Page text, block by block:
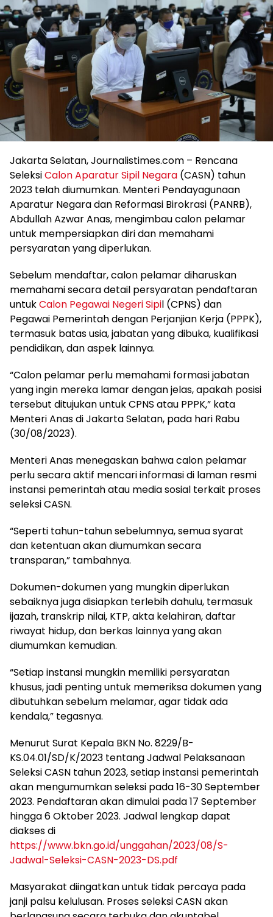
Jakarta Selatan, Journalistimes.com – Rencana
SeleksiCalon Aparatur Sipil Negara (CASN) tahun
2023 telah diumumkan. Menteri Pendayagunaan
Aparatur Negara dan Reformasi Birokrasi (PANRB),
Abdullah Azwar Anas, mengimbau calon pelamar
untuk mempersiapkan diri dan memahami
persyaratan yang diperlukan.
Sebelum mendaftar, calon pelamar diharuskan
memahami secara detail persyaratan pendaftaran
untukCalon Pegawai Negeri Sipil (CPNS) dan
Pegawai Pemerintah dengan Perjanjian Kerja (PPPK),
termasuk batas usia, jabatan yang dibuka, kualifikasi
pendidikan, dan aspek lainnya.
“Calon pelamar perlu memahami formasi jabatan
yang ingin mereka lamar dengan jelas, apakah posisi
tersebut ditujukan untuk CPNS atau PPPK,” kata
Menteri Anas di Jakarta Selatan, pada hari Rabu
(30/08/2023).
Menteri Anas menegaskan bahwa calon pelamar
perlu secara aktif mencari informasi di laman resmi
instansi pemerintah atau media sosial terkait proses
seleksi CASN.
“Seperti tahun-tahun sebelumnya, semua syarat
dan ketentuan akan diumumkan secara
transparan,” tambahnya.
Dokumen-dokumen yang mungkin diperlukan
sebaiknya juga disiapkan terlebih dahulu, termasuk
ijazah, transkrip nilai, KTP, akta kelahiran, daftar
riwayat hidup, dan berkas lainnya yang akan
diumumkan kemudian.
“Setiap instansi mungkin memiliki persyaratan
khusus, jadi penting untuk memeriksa dokumen yang
dibutuhkan sebelum melamar, agar tidak ada
kendala,” tegasnya.
Menurut Surat Kepala BKN No. 8229/B-
KS.04.01/SD/K/2023 tentang Jadwal Pelaksanaan
Seleksi CASN tahun 2023, setiap instansi pemerintah
akan mengumumkan seleksi pada 16-30 September
2023. Pendaftaran akan dimulai pada 17 September
hingga 6 Oktober 2023. Jadwal lengkap dapat
diakses di
https://www.bkn.go.id/unggahan/2023/08/S-
Jadwal-Seleksi-CASN-2023-DS.pdf
Masyarakat diingatkan untuk tidak percaya pada
janji palsu kelulusan. Proses seleksi CASN akan